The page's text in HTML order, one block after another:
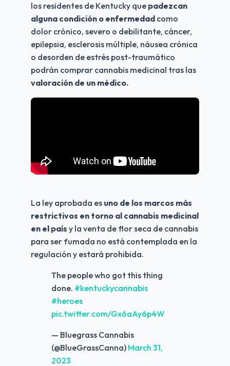
los residentes de Kentucky que padezcan
alguna condición o enfermedad como
dolor crónico, severo o debilitante, cáncer,
epilepsia, esclerosis múltiple, náusea crónica
o desorden de estrés post-traumático
valoración de un médico.
La ley aprobada es uno de los marcos más
restrictivos en torno al cannabis medicinal
en el país y la venta de flor seca de cannabis
para ser fumada no está contemplada en la
regulación y estará prohibida.
The people who got this thing
done. #kentuckycannabis
#heroes
pic.twitter.com/Gx6aAy6p4W
— Bluegrass Cannabis
(@BlueGrassCanna) March 31,
2023